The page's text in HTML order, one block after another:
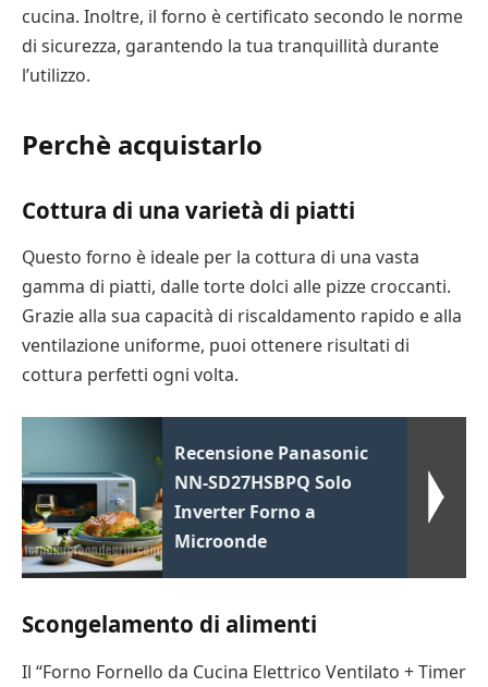
cucina. Inoltre, il forno è certificato secondo le norme
di sicurezza, garantendo la tua tranquillità durante
l’utilizzo.
Perchè acquistarlo
Cottura di una varietà di piatti
Questo forno è ideale per la cottura di una vasta
gamma di piatti, dalle torte dolci alle pizze croccanti.
Grazie alla sua capacità di riscaldamento rapido e alla
ventilazione uniforme, puoi ottenere risultati di
cottura perfetti ogni volta.
Recensione Panasonic
NN-SD27HSBPQ Solo
Inverter Forno a
Microonde
Scongelamento di alimenti
Il “Forno Fornello da Cucina Elettrico Ventilato + Timer